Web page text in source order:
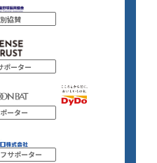
協賛
ポーター
ーター
サポーター